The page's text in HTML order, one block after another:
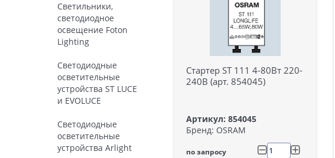
Светильники,
светодиодное
освещение Foton
Lighting
Светодиодные
осветительные
устройства ST LUCE
и EVOLUCE
Светодиодные
осветительные
устройства Arlight
Стартер ST 111 4-80Вт 220-
240В (арт. 854045)
Артикул: 854045
Бренд: OSRAM
по запросу